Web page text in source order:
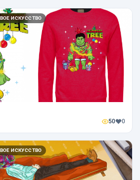
ИСКУССТВО
50 0
ИСКУССТВО